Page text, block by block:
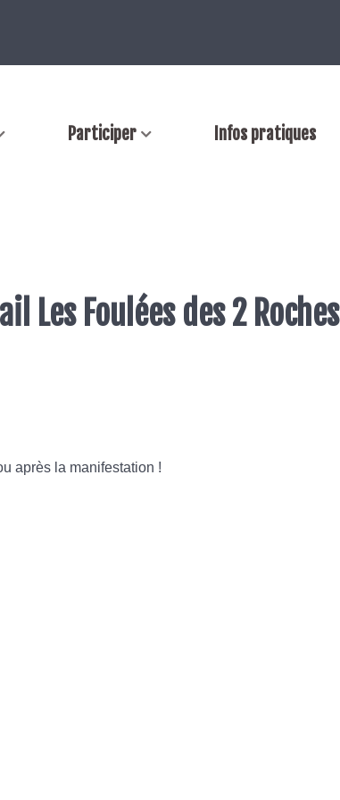
Participer Infos pratiques
Les Foulées des 2 Roches
après la manifestation !